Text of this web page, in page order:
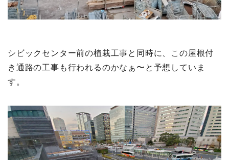
シビックセンター前の植栽工事と同時に、この屋根付
き通路の工事も行われるのかなぁ〜と予想していま
す。